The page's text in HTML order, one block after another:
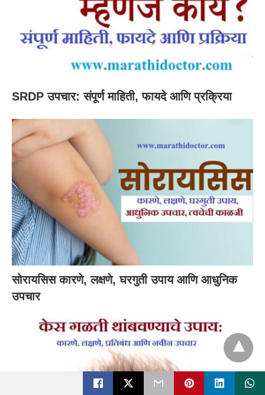
SRDP उपचार: संपूर्ण माहिती, फायदे आणि प्रक्रिया
सोरायसिस कारणे, लक्षणे, घरगुती उपाय आणि आधुनिक
उपचार